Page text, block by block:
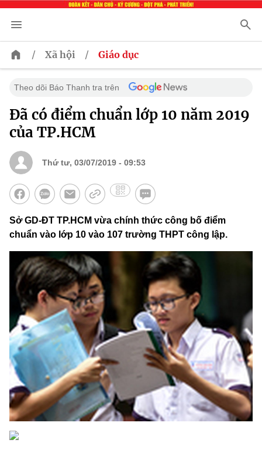
/ Xã hội / Giáo dục
Theo dõi Báo Thanh tra trên
Đã có điểm chuẩn lớp 10 năm 2019
của TP.HCM
Thứ tư, 03/07/2019 - 09:53
Sở GD-ĐT TP.HCM vừa chính thức công bố điểm
chuẩn vào lớp 10 vào 107 trường THPT công lập.